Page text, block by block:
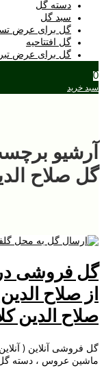
دسته گل
سبد گل
گل برای عرض
گل افتتاحیه
گل برای عرض
0
سبد خرید
آرشیو
گل صلاح
گل فروشی در
از صلاح
صلاح الدین
گل فروشی آنلاین (
ماشین عروس ، دسته گل